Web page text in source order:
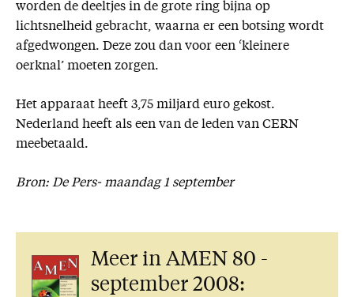
worden de deeltjes in de grote ring bijna op
lichtsnelheid gebracht, waarna er een botsing wordt
afgedwongen. Deze zou dan voor een ‘kleinere
oerknal’ moeten zorgen.
Het apparaat heeft 3,75 miljard euro gekost.
Nederland heeft als een van de leden van CERN
meebetaald.
Bron: De Pers- maandag 1 september
Meer in AMEN 80 -
september 2008: